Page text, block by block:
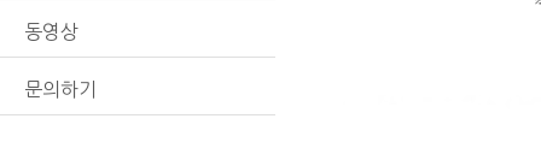
동영상
문의하기